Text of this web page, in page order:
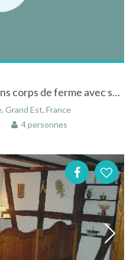
Magnifique Gites & SPA dans corps de ferme avec salle de jeux et pétanque près de Strasbourg à Gries en Alsace
Grand Est, France
4 personnes